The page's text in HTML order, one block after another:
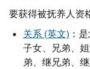
要获得被抚养人资
关系 (英文) ：
子女、兄弟、
弟、继兄弟、